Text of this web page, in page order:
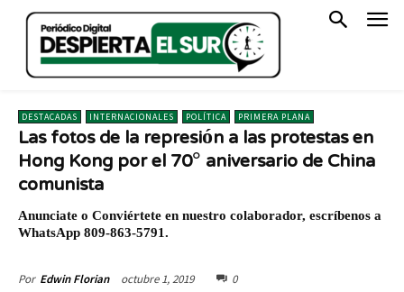
DESTACADAS INTERNACIONALES POLÍTICA PRIMERA PLANA
Las fotos de la represión a las protestas en
Hong Kong por el 70° aniversario de China
comunista
Anunciate o Conviértete en nuestro colaborador, escríbenos a
WhatsApp 809-863-5791.
Por Edwin Florian octubre 1, 2019 0